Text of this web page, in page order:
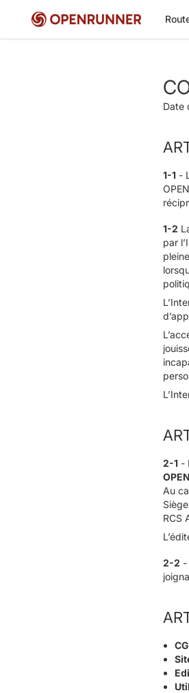
Date
1-1 -
1-2
par
2-1 -
Au
RCS
2-2 -